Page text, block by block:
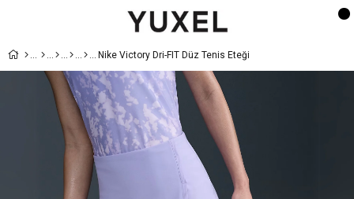
Nike Victory Dri-FIT Düz Tenis Eteği